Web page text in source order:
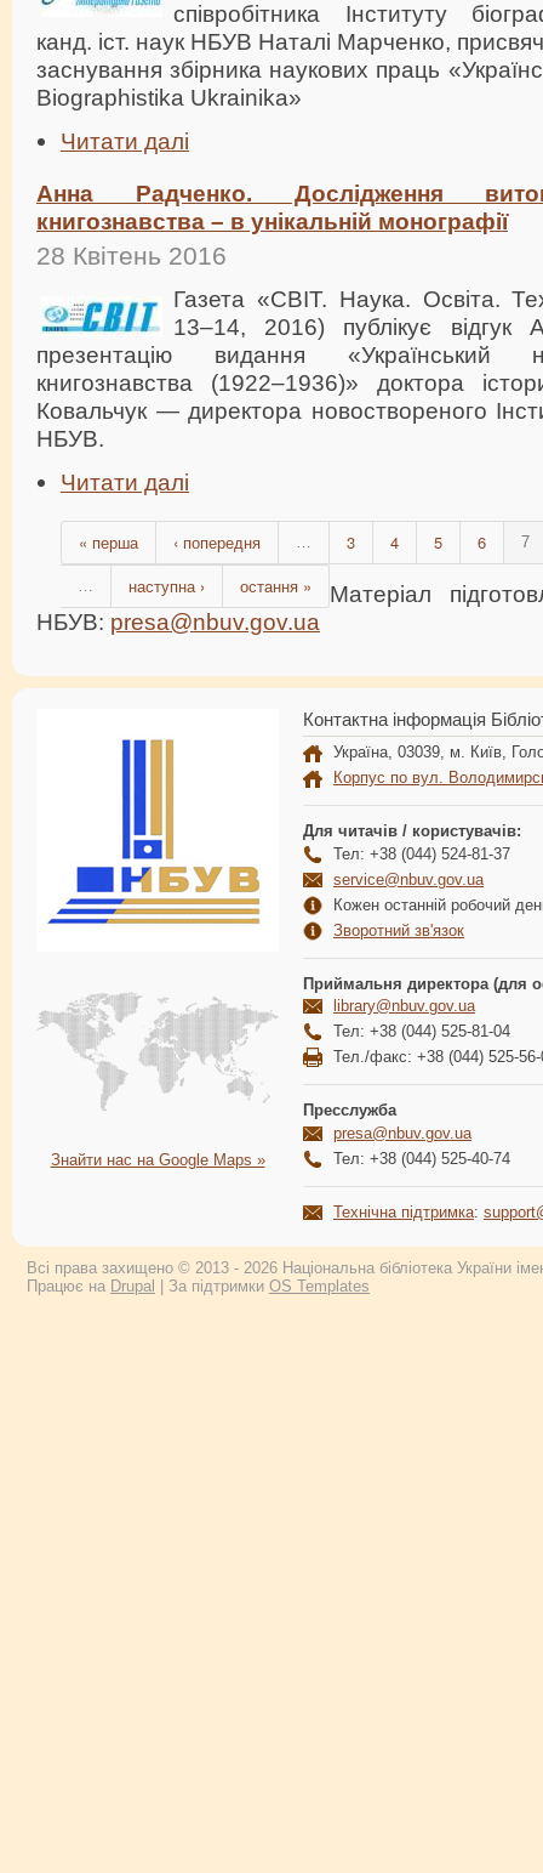
співробітника Інституту
канд. іст. наук НБУВ Наталі Марченко,
заснування збірника наукових праць
Biographistika Ukrainika»
Читати далі
Анна Радченко. Дослідження
книгознавства – в унікальній монографії
28 Квітень 2016
Газета «СВІТ. Наука. Освіта.
13–14, 2016) публікує відгук
презентацію видання «Український
книгознавства (1922–1936)» доктора
Ковальчук — директора новоствореного
НБУВ.
Читати далі
« перша ‹ попередня … 3 4 5 6 7
… наступна › остання »
Матеріал
НБУВ: presa@nbuv.gov.ua
Знайти нас на Google Maps »
Контактна інформація
Україна, 03039, м. Київ,
Корпус по вул.
Для читачів / користувачів:
Тел: +38 (044) 524-81-37
service@nbuv.gov.ua
Кожен останній робочий
Зворотний зв'язок
Приймальня директора (для
library@nbuv.gov.ua
Тел: +38 (044) 525-81-04
Тел./факс: +38 (044) 525-56-
Пресслужба
presa@nbuv.gov.ua
Тел: +38 (044) 525-40-74
Технічна підтримка:
Всі права захищено © 2013 - 2026 Національна бібліотека України
Працює на Drupal | За підтримки OS Templates